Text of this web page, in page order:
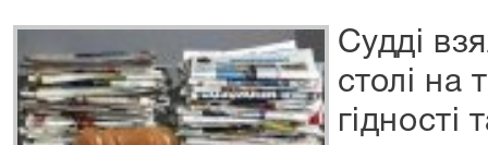
Судді
столі на
гідності